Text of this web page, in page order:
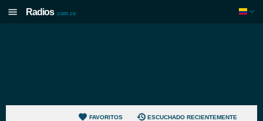
Radios .com.co
FAVORITOS ESCUCHADO RECIENTEMENTE